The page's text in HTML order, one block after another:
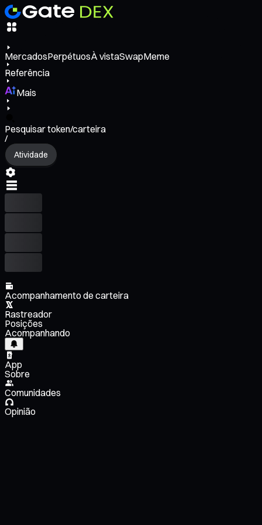
MercadosPerpétuosÀ vistaSwapMeme
Referência
Mais
Pesquisar token/carteira
/
Atividade
Acompanhamento de carteira
Rastreador
Posições
Acompanhando
App
Sobre
Comunidades
Opinião